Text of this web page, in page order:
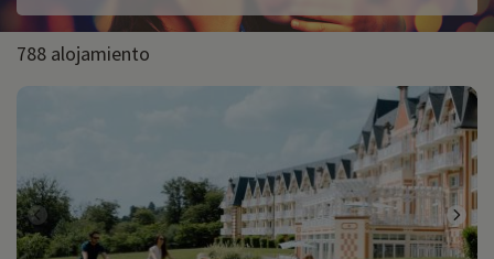
grande en estas vacaciones inolvidables. Hay para todos los bolsillos. Aquí
encontrará vacaciones de Navidad baratas para toda la familia.
788 alojamiento